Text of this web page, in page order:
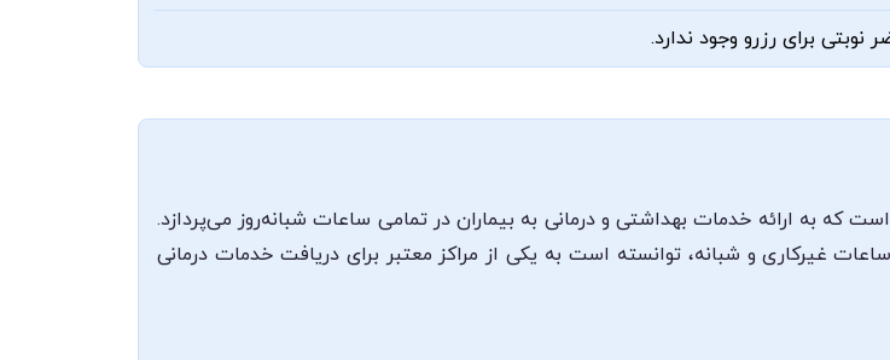
نوبتی برای رزرو وجود ندارد.
است که به ارائه خدمات بهداشتی و درمانی به بیماران در تمامی ساعات شبانه‌روز می‌پردازد.
غیرکاری و شبانه، توانسته است به یکی از مراکز معتبر برای دریافت خدمات درمانی